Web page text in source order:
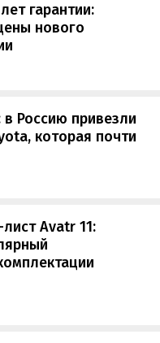
гарантии:
нового
Россию привезли
которая почти
Avatr 11: